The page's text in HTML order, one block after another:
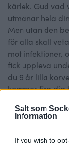
Salt som
Information
If you wish to
kärlek. Gud vad
utmanar hela
Men utan den
för alla skall
mot infektioner,
fick uppleva
du 9 år lilla
kommer fira dig
unge! Vi gör
telefon eller
att ni läser!